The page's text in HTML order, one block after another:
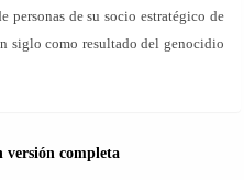
personas de su socio estratégico de
siglo como resultado del genocidio
completa